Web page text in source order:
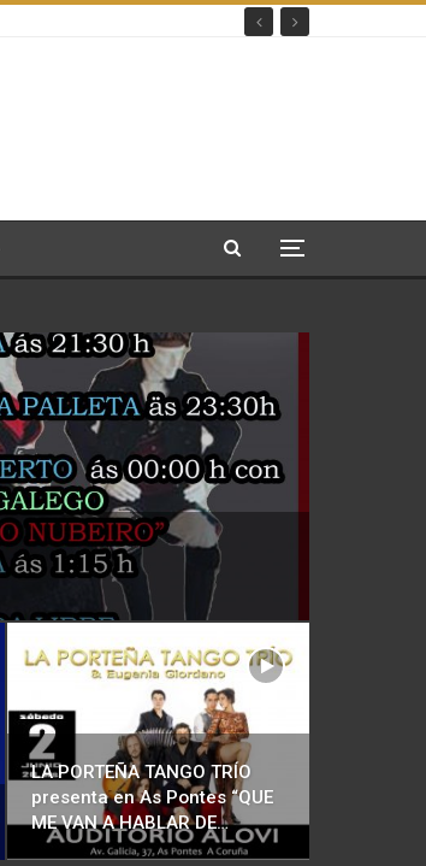
LA PORTEÑA TANGO TRÍO
presenta en As Pontes “QUE
ME VAN A HABLAR DE…